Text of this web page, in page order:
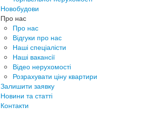
Новобудови
Про нас
Про нас
Відгуки про нас
Наші спеціалісти
Наші вакансії
Відео нерухомості
Розрахувати ціну квартири
Залишити заявку
Новини та статті
Контакти